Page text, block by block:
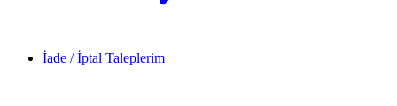
İade / İptal Taleplerim